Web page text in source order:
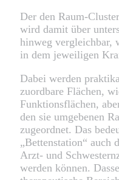
Der den Raum-
wird damit über
hinweg vergleichbar,
in dem jeweiligen
Dabei werden
zuordbare Flächen,
Funktionsflächen,
den sie umgebenen
zugeordnet. Das
„Bettenstation“ auch
Arzt- und
werden können.